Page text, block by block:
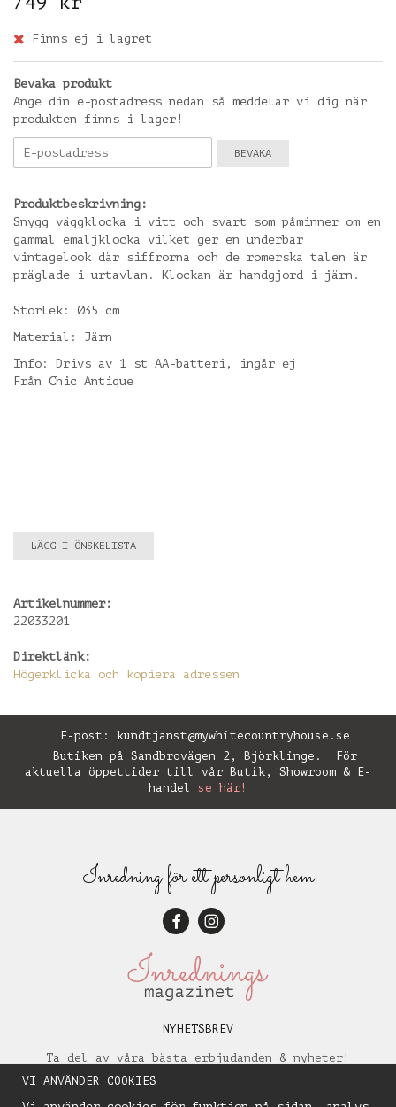
Finns ej i lagret
Bevaka produkt
Ange din e-postadress nedan så meddelar vi dig när
produkten finns i lager!
BEVAKA
Produktbeskrivning:
Snygg väggklocka i vitt och svart som påminner om en
gammal emaljklocka vilket ger en underbar
vintagelook där siffrorna och de romerska talen är
präglade i urtavlan. Klockan är handgjord i järn.
Storlek: Ø35 cm
Material: Järn
Info: Drivs av 1 st AA-batteri, ingår ej
Från Chic Antique
LÄGG I ÖNSKELISTA
Artikelnummer:
22033201
Direktlänk:
Högerklicka och kopiera adressen
E-post: kundtjanst@mywhitecountryhouse.se
Butiken på Sandbrovägen 2, Björklinge. För
aktuella öppettider till vår Butik, Showroom & E-
handel se här!
Inredning för ett personligt hem
NYHETSBREV
Ta del av våra bästa erbjudanden & nyheter!
VI ANVÄNDER COOKIES